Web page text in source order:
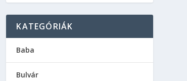
KATEGÓRIÁK
Baba
Bulvár